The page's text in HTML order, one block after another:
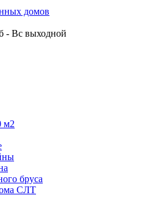
домов
- Вс выходной
м2
бруса
СЛТ